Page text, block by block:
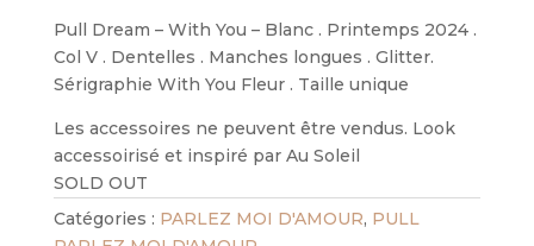
Pull Dream – With You – Blanc . Printemps 2024 .
Col V . Dentelles . Manches longues . Glitter.
Sérigraphie With You Fleur . Taille unique
Les accessoires ne peuvent être vendus. Look
accessoirisé et inspiré par Au Soleil
SOLD OUT
Catégories : PARLEZ MOI D'AMOUR, PULL